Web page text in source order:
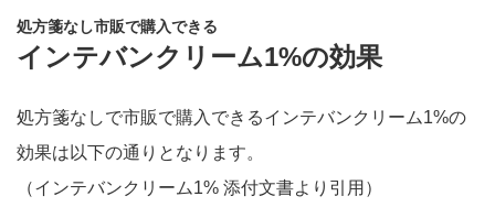
処方箋なし市販で購入できる
インテバンクリーム1%の効果
処方箋なしで市販で購入できるインテバンクリーム1%の
効果は以下の通りとなります。
（インテバンクリーム1% 添付文書より引用）